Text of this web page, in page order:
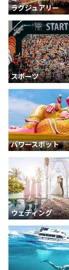
ラグジュアリー
スポーツ
パワースポット
ウェディング